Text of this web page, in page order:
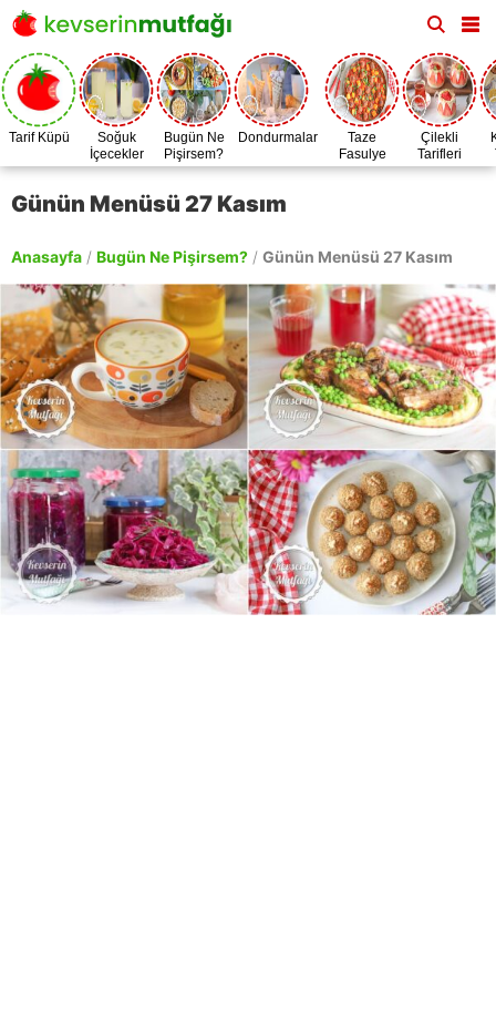
Tarif Küpü
Soğuk
İçecekler
Bugün Ne
Pişirsem?
Dondurmalar
Taze
Fasulye
Zamanı
Çilekli
Tarifleri
Günün Menüsü 27 Kasım
Anasayfa / Bugün Ne Pişirsem? / Günün Menüsü 27 Kasım